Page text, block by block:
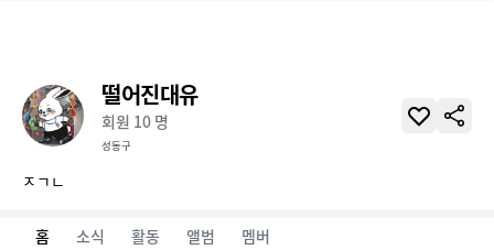
떨어진대유
회원 10 명
성동구
ㅈㄱㄴ
홈 소식 활동 앨범 멤버